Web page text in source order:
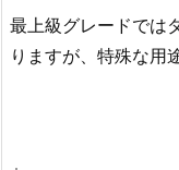
最上級グレードでは
りますが、特殊な用